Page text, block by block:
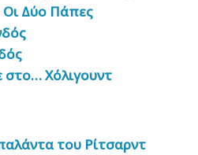
Οι Δύο Πάπες
στο… Χόλιγουντ
του Ρίτσαρντ